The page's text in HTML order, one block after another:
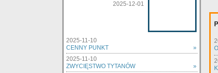
2025-12-01
2025-11-10
CENNY PUNKT
»
2025-11-10
ZWYCIĘSTWO TYTANÓW
»